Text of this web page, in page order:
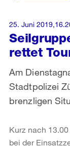
rettet
Am
Stadtpolizei
brenzligen
25. Juni
Kurz nach
bei der